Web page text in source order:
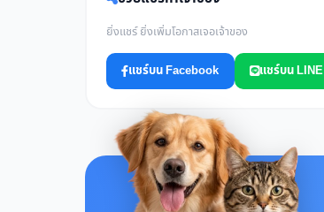
ยิ่งแชร์ ยิ่งเพิ่มโอกาสเจอเจ้าของ
แชร์บน Facebook แชร์บน LINE